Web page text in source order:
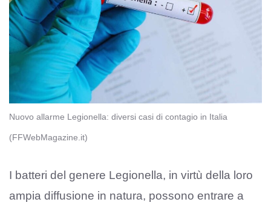
Nuovo allarme Legionella: diversi casi di contagio in Italia
(FFWebMagazine.it)
I batteri del genere Legionella, in virtù della loro
ampia diffusione in natura, possono entrare a